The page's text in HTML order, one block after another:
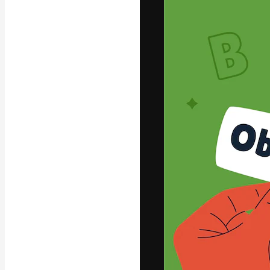
La plataforma
trabajo. Más
entre
estudios.
Español
Copyright ©